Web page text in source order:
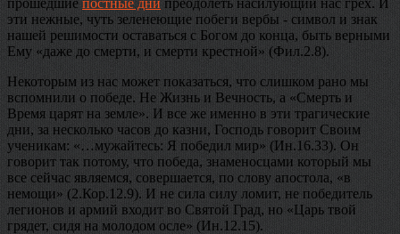
эти нежные, чуть зеленеющие побеги вербы - символ и знак
нашей решимости оставаться с Богом до конца, быть верными
Ему «даже до смерти, и смерти крестной» (Фил.2.8).
Некоторым из нас может показаться, что слишком рано мы
вспомнили о победе. Не Жизнь и Вечность, а «Смерть и
Время царят на земле». И все же именно в эти трагические
дни, за несколько часов до казни, Господь говорит Своим
ученикам: «…мужайтесь: Я победил мир» (Ин.16.33). Он
говорит так потому, что победа, знаменосцами который мы
все сейчас являемся, совершается, по слову апостола, «в
немощи» (2.Кор.12.9). И не сила силу ломит, не победитель
легионов и армий входит во Святой Град, но «Царь твой
грядет, сидя на молодом осле» (Ин.12.15).